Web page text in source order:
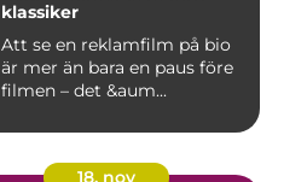
klassiker
Att se en reklamfilm på bio
är mer än bara en paus före
filmen – det &aum...
18. nov